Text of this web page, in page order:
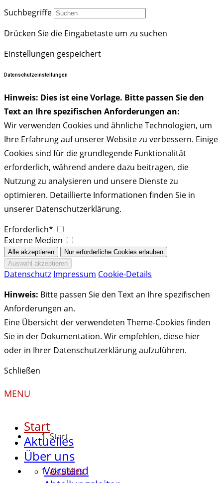
Suchbegriffe
Drücken Sie die Eingabetaste um zu suchen
Einstellungen gespeichert
Datenschutzeinstellungen
Hinweis: Dies ist eine Vorlage. Bitte passen Sie den
Text an Ihre spezifischen Anforderungen an:
Wir verwenden Cookies und ähnliche Technologien, um
Ihre Erfahrung auf unserer Website zu verbessern. Einige
Cookies sind für die grundlegende Funktionalität
erforderlich, während andere dazu beitragen, die
Nutzung zu analysieren und unsere Dienste zu
optimieren. Detaillierte Informationen finden Sie in
unserer Datenschutzerklärung.
Erforderlich*
Externe Medien
Datenschutz Impressum Cookie-Details
Hinweis: Bitte passen Sie den Text an Ihre spezifischen
Anforderungen an.
Eine Übersicht der verwendeten Theme-Cookies finden
Sie in der Dokumentation. Wir empfehlen, diese hier
oder in Ihrer Datenschutzerklärung aufzuführen.
Schließen
MENU
Start
Aktuelles
Start
Aktuelles
Über uns
Vorstand